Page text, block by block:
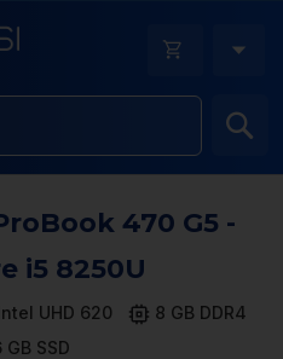
470 G5 -
i5 8250U
UHD 620
8 GB DDR4
GB SSD